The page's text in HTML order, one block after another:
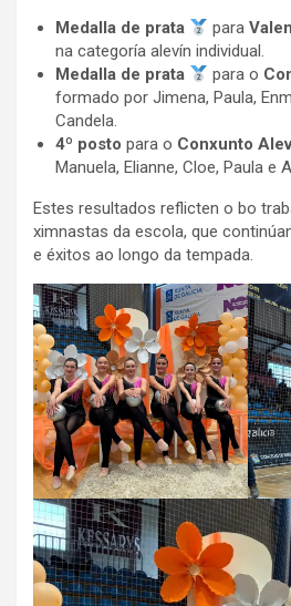
Medalla de prata
para
na categoría alevín individual.
Medalla de prata
para o
formado por Jimena, Paula,
Candela.
4º posto para o Conxunto
Manuela, Elianne, Cloe, Paula e
Estes resultados reflicten o bo
ximnastas da escola, que
e éxitos ao longo da tempada.